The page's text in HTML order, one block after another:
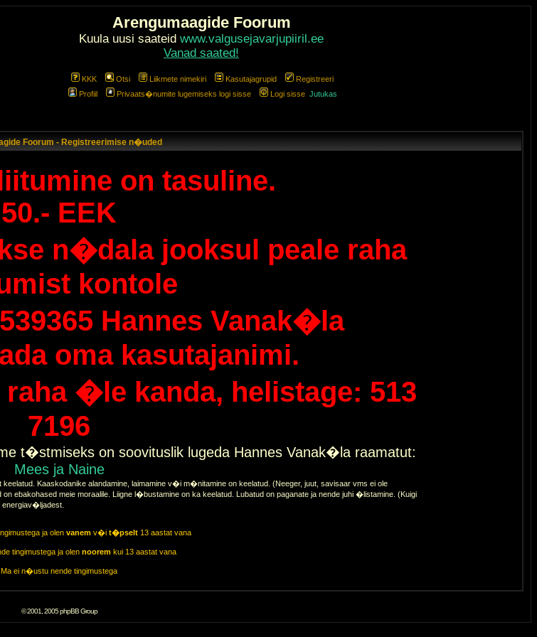
Arengumaagide Foorum
Kuula uusi saateid www.valgusejavarjupiiril.ee
Vanad saated!
KKK Otsi Liikmete nimekiri Kasutajagrupid
Registreeri
Profiil
Privaats�numite lugemiseks logi sisse Logi sisse Jutukas
Foorum - Registreerimise n�uded
on tasuline.
50.- EEK
n�dala jooksul peale raha
kontole
Hannes Vanak�la
oma kasutajanimi.
�le kanda, helistage: 513
7196
t�stmiseks on soovituslik lugeda Hannes Vanak�la raamatut:
Mees ja Naine
Kaaskodanike alandamine, laimamine v�i m�nitamine on keelatud. (Neeger, juut, savisaar vms ei ole
ebakohased meie moraalile. Liigne l�bustamine on ka keelatud. Lubatud on paganate ja nende juhi �listamine. (Kuigi
ja olen vanem v�i t�pselt 13 aastat vana
tingimustega ja olen nooremkui 13 aastat vana
Ma ei n�ustu nende tingimustega
© 2001, 2005 phpBB Group